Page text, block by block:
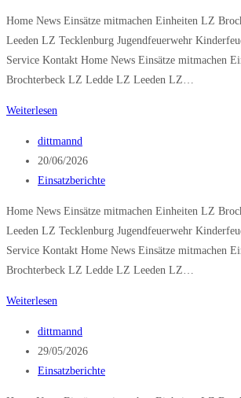
Home News Einsätze mitmachen Einheiten LZ
Leeden LZ Tecklenburg Jugendfeuerwehr
Service Kontakt Home News Einsätze mitmachen
Brochterbeck LZ Ledde LZ Leeden LZ…
Weiterlesen
Beitrags-
Autor:
dittmannd
Beitrag
veröffentlicht:
20/06/2026
Beitrags-
Einsatzberichte
Home News Einsätze mitmachen Einheiten LZ
Leeden LZ Tecklenburg Jugendfeuerwehr
Service Kontakt Home News Einsätze mitmachen
Brochterbeck LZ Ledde LZ Leeden LZ…
Weiterlesen
Beitrags-
Autor:
dittmannd
Beitrag
veröffentlicht:
29/05/2026
Beitrags-
Einsatzberichte